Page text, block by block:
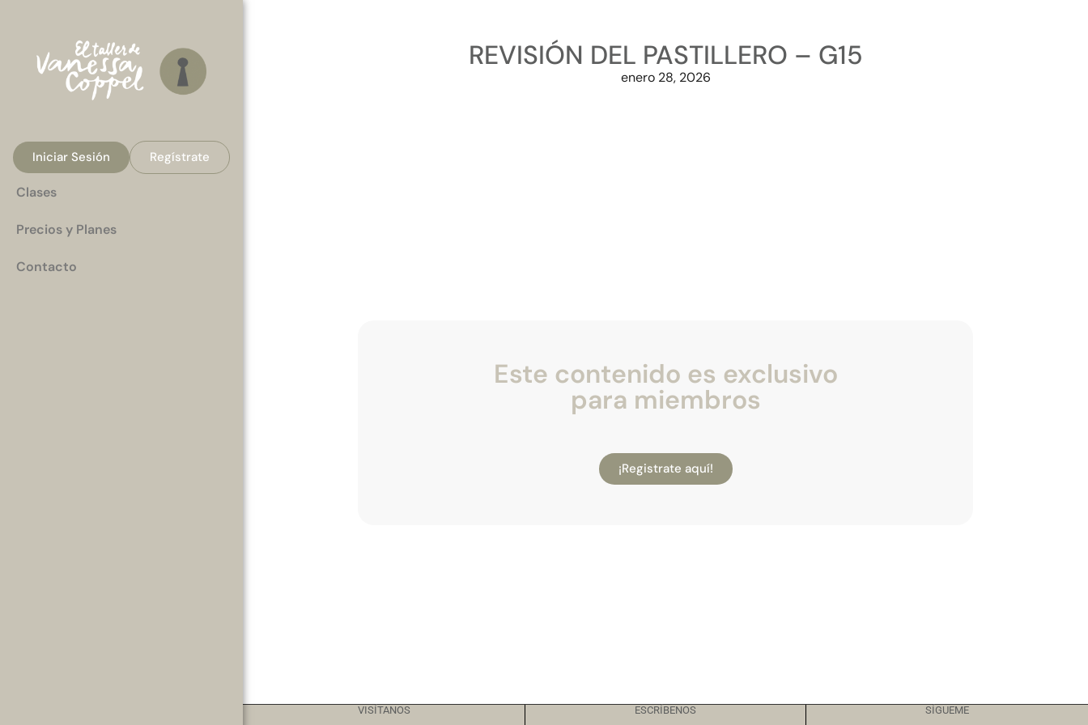
Iniciar Sesión Regístrate
Clases
Precios y Planes
Contacto
REVISIÓN DEL PASTILLERO – G15
enero 28, 2026
Este contenido es exclusivo
para miembros
¡Registrate aquí!
VISÍTANOS ESCRÍBENOS SÍGUEME